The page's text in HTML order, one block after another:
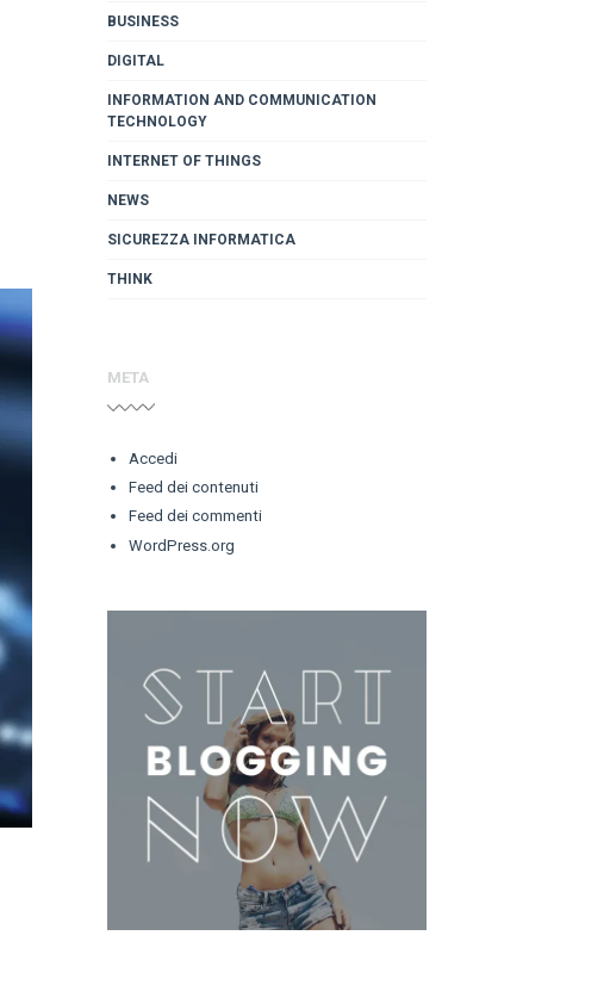
BUSINESS
DIGITAL
INFORMATION AND COMMUNICATION
TECHNOLOGY
INTERNET OF THINGS
NEWS
SICUREZZA INFORMATICA
THINK
META
Accedi
Feed dei contenuti
Feed dei commenti
WordPress.org